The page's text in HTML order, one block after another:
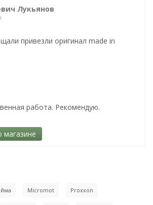
Лукьянов
привезли оригинал made in
работа. Рекомендую.
магазине
Micromot Proxxon